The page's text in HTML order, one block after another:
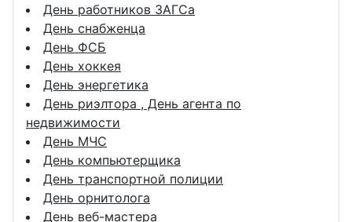
День работников ЗАГСа
День снабженца
День ФСБ
День хоккея
День энергетика
День риэлтора , День агента по
недвижимости
День МЧС
День компьютерщика
День транспортной полиции
День орнитолога
День веб-мастера